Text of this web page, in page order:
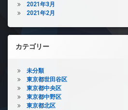
2021年3月
2021年2月
カテゴリー
未分類
東京都世田谷区
東京都中央区
東京都中野区
東京都北区